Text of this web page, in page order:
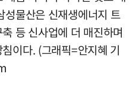
성물산은 신재생에너지 트
등 신사업에 더 매진하며
이다. (그래픽=안지혜 기